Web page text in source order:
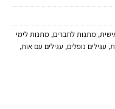
, מתנות לחברים, מתנות לימי
,עגילים נופלים,עגילים עם אות,